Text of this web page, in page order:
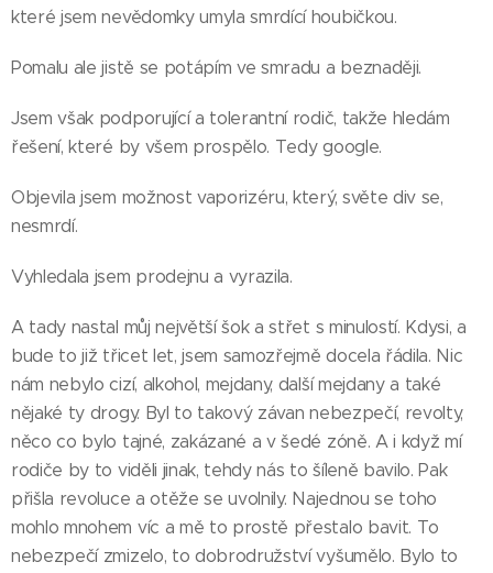
které jsem nevědomky umyla smrdící houbičkou.
Pomalu ale jistě se potápím ve smradu a beznaději.
Jsem však podporující a tolerantní rodič, takže hledám
řešení, které by všem prospělo. Tedy google.
Objevila jsem možnost vaporizéru, který, světe div se,
nesmrdí.
Vyhledala jsem prodejnu a vyrazila.
A tady nastal můj největší šok a střet s minulostí. Kdysi, a
bude to již třicet let, jsem samozřejmě docela řádila. Nic
nám nebylo cizí, alkohol, mejdany, další mejdany a také
nějaké ty drogy. Byl to takový závan nebezpečí, revolty,
něco co bylo tajné, zakázané a v šedé zóně. A i když mí
rodiče by to viděli jinak, tehdy nás to šíleně bavilo. Pak
přišla revoluce a otěže se uvolnily. Najednou se toho
mohlo mnohem víc a mě to prostě přestalo bavit. To
nebezpečí zmizelo, to dobrodružství vyšumělo. Bylo to